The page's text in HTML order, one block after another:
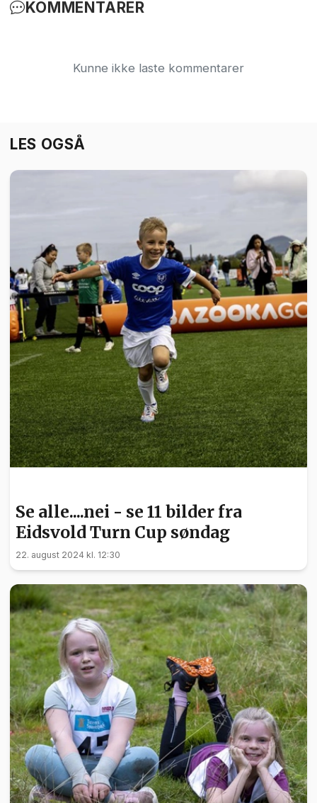
KOMMENTARER
Kunne ikke laste kommentarer
LES OGSÅ
Se alle....nei - se 11 bilder fra
Eidsvold Turn Cup søndag
22. august 2024 kl. 12:30